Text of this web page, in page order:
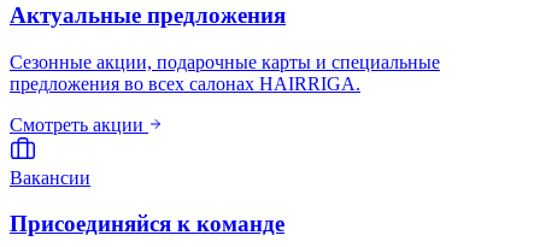
Актуальные предложения
Сезонные акции, подарочные карты и специальные
предложения во всех салонах HAIRRIGA.
Смотреть акции
Вакансии
Присоединяйся к команде